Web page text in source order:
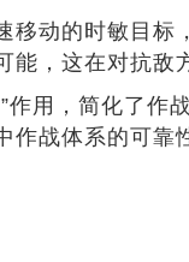
动的时敏目
，这在对抗敌
用，简化了
战体系的可靠